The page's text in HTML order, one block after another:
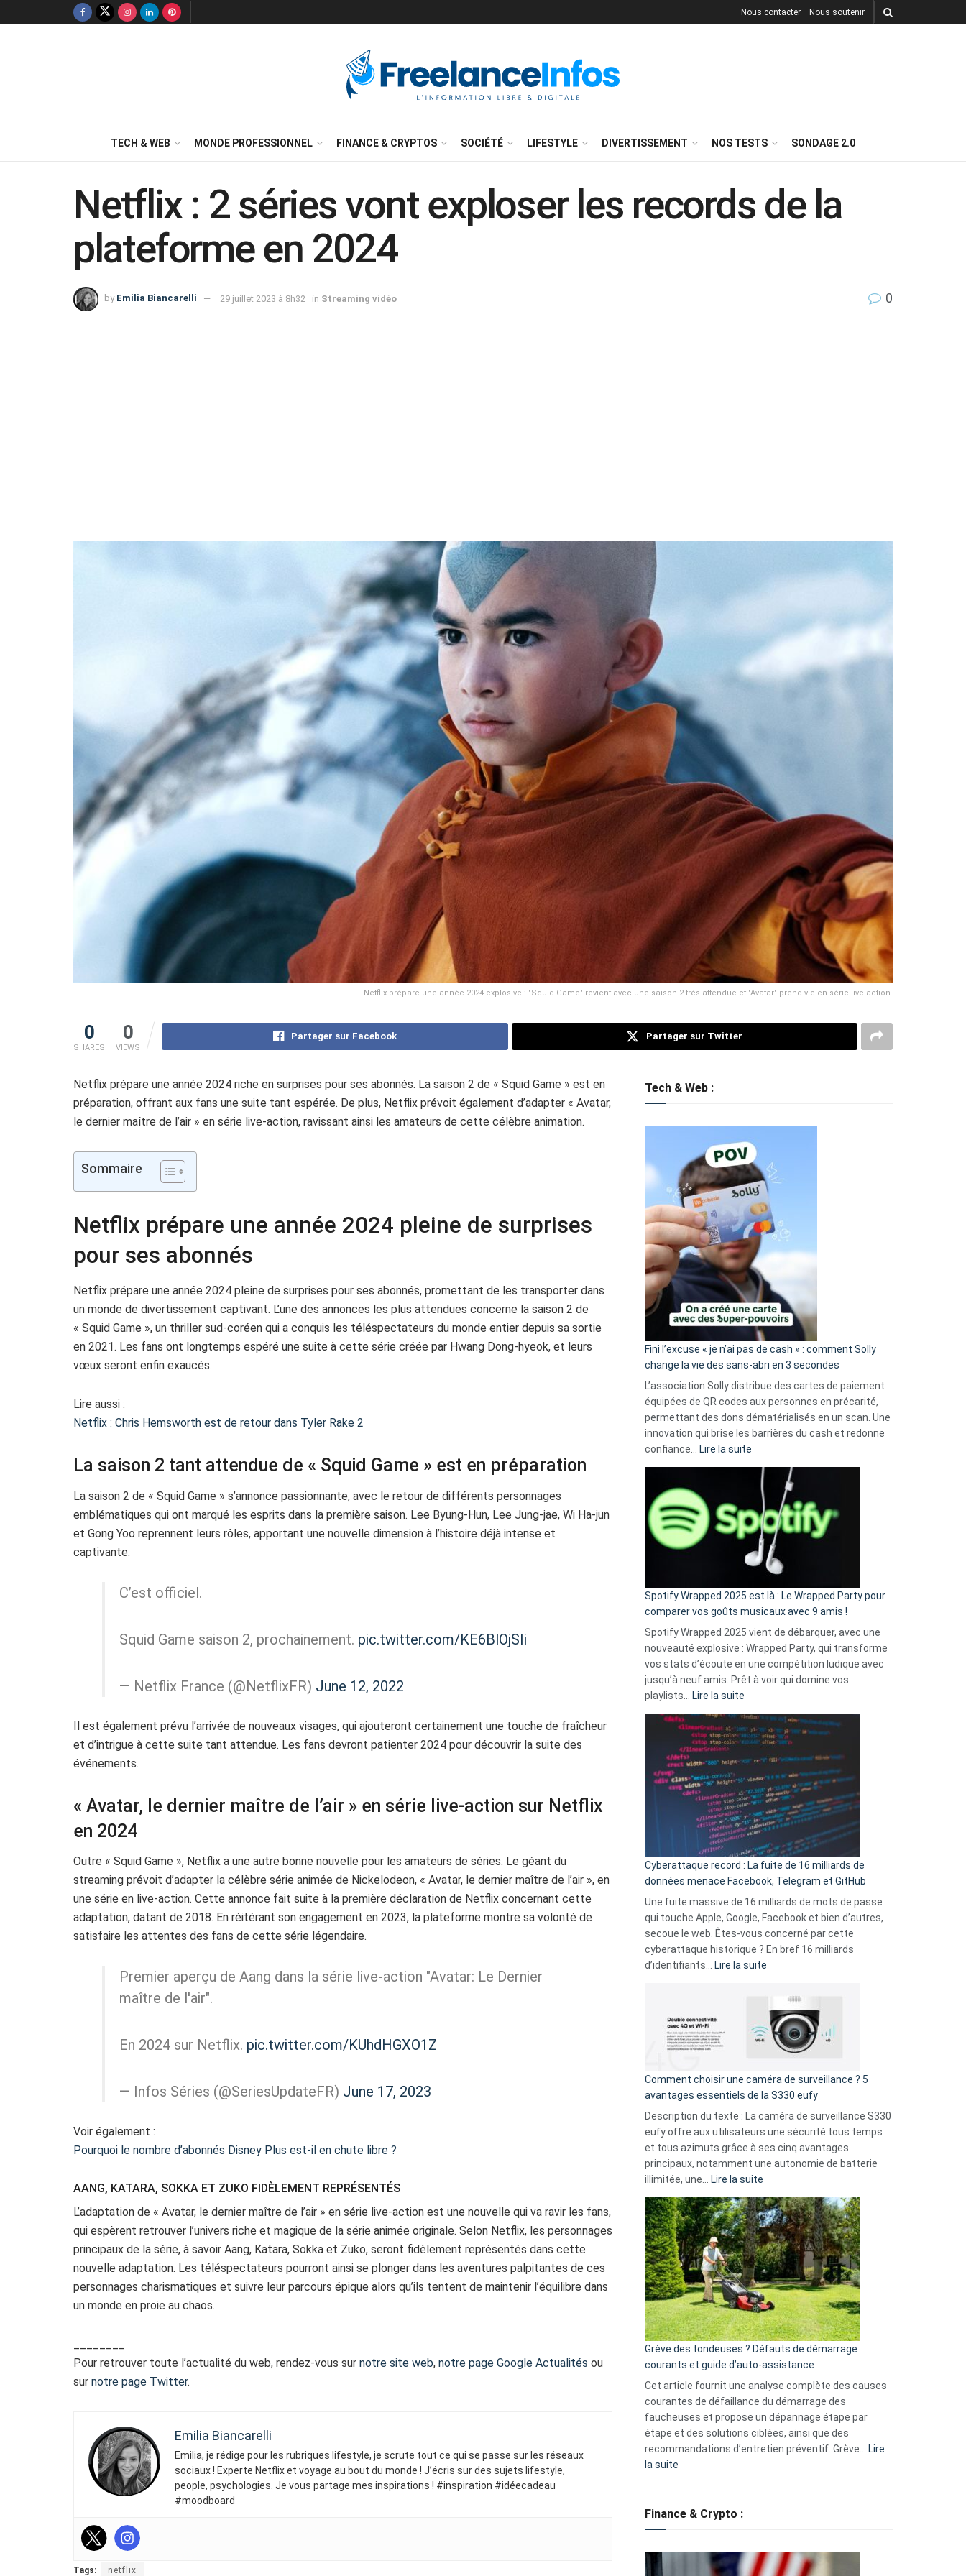
Nous contacter Nous soutenir
TECH & WEB MONDE PROFESSIONNEL FINANCE & CRYPTOS SOCIÉTÉ LIFESTYLE DIVERTISSEMENT NOS TESTS SONDAGE 2.0
Netflix : 2 séries vont exploser les records de la
plateforme en 2024
by Emilia Biancarelli 29 juillet 2023 à 8h32 in Streaming vidéo 0
Netflix prépare une année 2024 explosive : "Squid Game" revient avec une saison 2 très attendue et "Avatar" prend vie en série live-action.
0
SHARES
0
VIEWS
Partager sur Facebook Partager sur Twitter
Netflix prépare une année 2024 riche en surprises pour ses abonnés. La saison 2 de « Squid Game » est en
préparation, offrant aux fans une suite tant espérée. De plus, Netflix prévoit également d’adapter « Avatar,
le dernier maître de l’air » en série live-action, ravissant ainsi les amateurs de cette célèbre animation.
Sommaire
Netflix prépare une année 2024 pleine de surprises
pour ses abonnés
Netflix prépare une année 2024 pleine de surprises pour ses abonnés, promettant de les transporter dans
un monde de divertissement captivant. L’une des annonces les plus attendues concerne la saison 2 de
« Squid Game », un thriller sud-coréen qui a conquis les téléspectateurs du monde entier depuis sa sortie
en 2021. Les fans ont longtemps espéré une suite à cette série créée par Hwang Dong-hyeok, et leurs
vœux seront enfin exaucés.
Lire aussi :
Netflix : Chris Hemsworth est de retour dans Tyler Rake 2
La saison 2 tant attendue de « Squid Game » est en préparation
La saison 2 de « Squid Game » s’annonce passionnante, avec le retour de différents personnages
emblématiques qui ont marqué les esprits dans la première saison. Lee Byung-Hun, Lee Jung-jae, Wi Ha-jun
et Gong Yoo reprennent leurs rôles, apportant une nouvelle dimension à l’histoire déjà intense et
captivante.
C’est officiel.
Squid Game saison 2, prochainement. pic.twitter.com/KE6BlOjSIi
— Netflix France (@NetflixFR) June 12, 2022
Il est également prévu l’arrivée de nouveaux visages, qui ajouteront certainement une touche de fraîcheur
et d’intrigue à cette suite tant attendue. Les fans devront patienter 2024 pour découvrir la suite des
événements.
« Avatar, le dernier maître de l’air » en série live-action sur Netflix
en 2024
Outre « Squid Game », Netflix a une autre bonne nouvelle pour les amateurs de séries. Le géant du
streaming prévoit d’adapter la célèbre série animée de Nickelodeon, « Avatar, le dernier maître de l’air », en
une série en live-action. Cette annonce fait suite à la première déclaration de Netflix concernant cette
adaptation, datant de 2018. En réitérant son engagement en 2023, la plateforme montre sa volonté de
satisfaire les attentes des fans de cette série légendaire.
Premier aperçu de Aang dans la série live-action "Avatar: Le Dernier
maître de l'air".
En 2024 sur Netflix. pic.twitter.com/KUhdHGXO1Z
— Infos Séries (@SeriesUpdateFR) June 17, 2023
Voir également :
Pourquoi le nombre d’abonnés Disney Plus est-il en chute libre ?
AANG, KATARA, SOKKA ET ZUKO FIDÈLEMENT REPRÉSENTÉS
L’adaptation de « Avatar, le dernier maître de l’air » en série live-action est une nouvelle qui va ravir les fans,
qui espèrent retrouver l’univers riche et magique de la série animée originale. Selon Netflix, les personnages
principaux de la série, à savoir Aang, Katara, Sokka et Zuko, seront fidèlement représentés dans cette
nouvelle adaptation. Les téléspectateurs pourront ainsi se plonger dans les aventures palpitantes de ces
personnages charismatiques et suivre leur parcours épique alors qu’ils tentent de maintenir l’équilibre dans
un monde en proie au chaos.
Pour retrouver toute l’actualité du web, rendez-vous sur notre site web, notre page Google Actualités ou
sur notre page Twitter.
Emilia Biancarelli
Emilia, je rédige pour les rubriques lifestyle, je scrute tout ce qui se passe sur les réseaux
sociaux ! Experte Netflix et voyage au bout du monde ! J’écris sur des sujets lifestyle,
people, psychologies. Je vous partage mes inspirations ! #inspiration #idéecadeau
#moodboard
Tags: netflix
Tech & Web :
Fini l’excuse « je n’ai pas de cash » : comment Solly
change la vie des sans-abri en 3 secondes
L’association Solly distribue des cartes de paiement
équipées de QR codes aux personnes en précarité,
permettant des dons dématérialisés en un scan. Une
innovation qui brise les barrières du cash et redonne
confiance…
Lire la suite
l’excuse
je
n’ai
pas
de
cash
»
Solly
change
la
vie
sans-
abri
en
3
secondes
Spotify Wrapped 2025 est là : Le Wrapped Party pour
comparer vos goûts musicaux avec 9 amis !
Spotify Wrapped 2025 vient de débarquer, avec une
nouveauté explosive : Wrapped Party, qui transforme
vos stats d’écoute en une compétition ludique avec
jusqu’à neuf amis. Prêt à voir qui domine vos
playlists…
Lire la suite
Wrapped
2025
est
:
Le
Wrapped
Party
pour
comparer
vos
goûts
musicaux
avec
9
amis
Cyberattaque record : La fuite de 16 milliards de
données menace Facebook, Telegram et GitHub
Une fuite massive de 16 milliards de mots de passe
qui touche Apple, Google, Facebook et bien d’autres,
secoue le web. Êtes-vous concerné par cette
cyberattaque historique ? En bref 16 milliards
d’identifiants…
Lire la suite
record
La
fuite
16
milliards
données
menace
Facebook,
Telegram
GitHub
Comment choisir une caméra de surveillance ? 5
avantages essentiels de la S330 eufy
Description du texte : La caméra de surveillance S330
eufy offre aux utilisateurs une sécurité tous temps
et tous azimuts grâce à ses cinq avantages
principaux, notamment une autonomie de batterie
illimitée, une…
Lire la suite
choisir
une
caméra
de
surveillance
?
5
avantages
essentiels
de
la
S330
eufy
Grève des tondeuses ? Défauts de démarrage
courants et guide d’auto-assistance
Cet article fournit une analyse complète des causes
courantes de défaillance du démarrage des
faucheuses et propose un dépannage étape par
étape et des solutions ciblées, ainsi que des
recommandations d’entretien préventif. Grève…
Lire
la suite
tondeuses
Finance & Crypto :